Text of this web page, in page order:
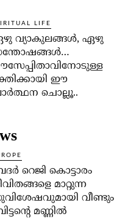
LIFE
വ്യാകുലങ്ങള്‍, ഏഴു
ഈ
ചൊല്ലൂ..
റെജി കൊട്ടാരം
മാറ്റുന്ന
വീണ്ടും
മണ്ണിൽ